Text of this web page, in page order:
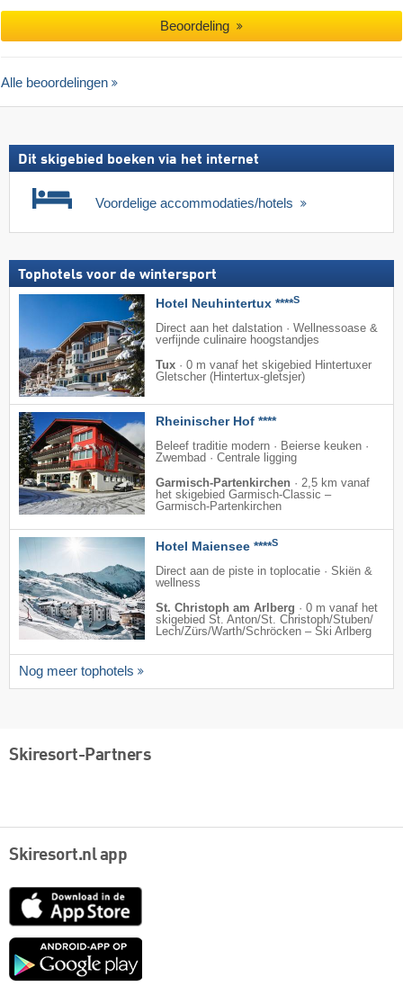
Beoordeling
Alle beoordelingen
Dit skigebied boeken via het internet
Voordelige accommodaties/hotels
Tophotels voor de wintersport
Hotel Neuhintertux ****S
Direct aan het dalstation · Wellnessoase &
verfijnde culinaire hoogstandjes
Tux · 0 m vanaf het skigebied Hintertuxer
Gletscher (Hintertux-gletsjer)
Rheinischer Hof ****
Beleef traditie modern · Beierse keuken ·
Zwembad · Centrale ligging
Garmisch-Partenkirchen · 2,5 km vanaf
het skigebied Garmisch-Classic –
Garmisch-Partenkirchen
Hotel Maiensee ****S
Direct aan de piste in toplocatie · Skiën &
wellness
St. Christoph am Arlberg · 0 m vanaf het
skigebied St. Anton/​St. Christoph/​Stuben/​
Lech/​Zürs/​Warth/​Schröcken – Ski Arlberg
Nog meer tophotels
Skiresort-Partners
Skiresort.nl app
App
Google